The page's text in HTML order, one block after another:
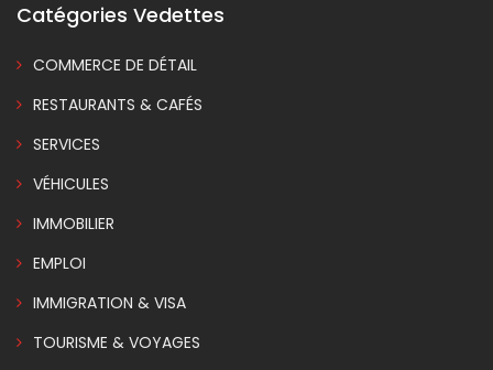
Catégories Vedettes
COMMERCE DE DÉTAIL
RESTAURANTS & CAFÉS
SERVICES
VÉHICULES
IMMOBILIER
EMPLOI
IMMIGRATION & VISA
TOURISME & VOYAGES